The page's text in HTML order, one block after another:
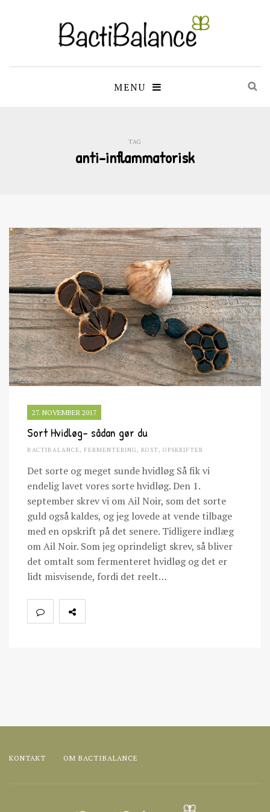
MENU
TAG
anti-inflammatorisk
27. NOVEMBER 2017
Sort Hvidløg- sådan gør du
BACTIBALANCE, FERMENTERING, KOST, OPSKRIFTER
Det sorte og meget sunde hvidløg Så fik vi
endelig lavet vores sorte hvidløg. Den 1.
september skrev vi om Ail Noir, som det sorte
guld også kaldes, og jeg lovede at vende tilbage
med en opskrift på det senere. Tidligere indlæg
om Ail Noir. Som jeg oprindeligt skrev, så bliver
det omtalt som fermenteret hvidløg og det er
lidt misvisende, fordi det reelt…
KONTAKT OM BACTIBALANCE